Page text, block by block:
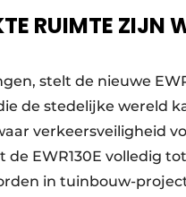
RUIMTE ZIJN
stelt de nieuwe
de stedelijke wereld
verkeersveiligheid
EWR130E volledig
in tuinbouw-